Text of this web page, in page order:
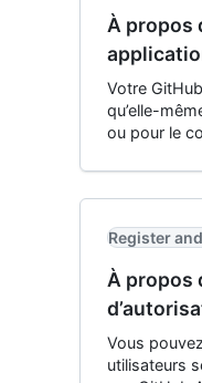
À propos
Votre
qu’elle-
ou pour le
Register
À propos
Vous
utilisateurs